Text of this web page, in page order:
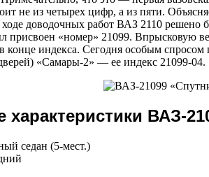
не из четырех цифр, а из пяти.
ходе доводочных работ ВАЗ 2110 решено
присвоен «номер» 21099. Впрысковую
конце индекса. Сегодня особым спросом
«Самары-2» — ее индекс 21099-04.
характеристики ВАЗ-
седан (5‑мест.)